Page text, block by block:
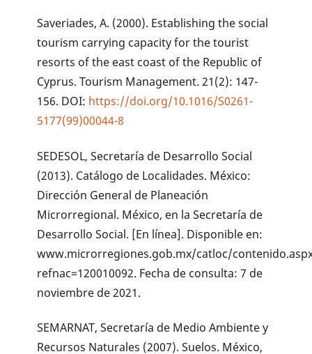
Saveriades, A. (2000). Establishing the social
tourism carrying capacity for the tourist
resorts of the east coast of the Republic of
Cyprus. Tourism Management. 21(2): 147-
156. DOI: https://doi.org/10.1016/S0261-
5177(99)00044-8
SEDESOL, Secretaría de Desarrollo Social
(2013). Catálogo de Localidades. México:
Dirección General de Planeación
Microrregional. México, en la Secretaría de
Desarrollo Social. [En línea]. Disponible en:
www.microrregiones.gob.mx/catloc/
refnac=120010092. Fecha de consulta: 7 de
noviembre de 2021.
SEMARNAT, Secretaría de Medio Ambiente y
Recursos Naturales (2007). Suelos. México,